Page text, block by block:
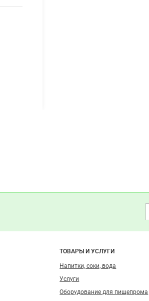
ТОВАРЫ И УСЛУГИ
Напитки, соки, вода
Услуги
Оборудование для пищепрома